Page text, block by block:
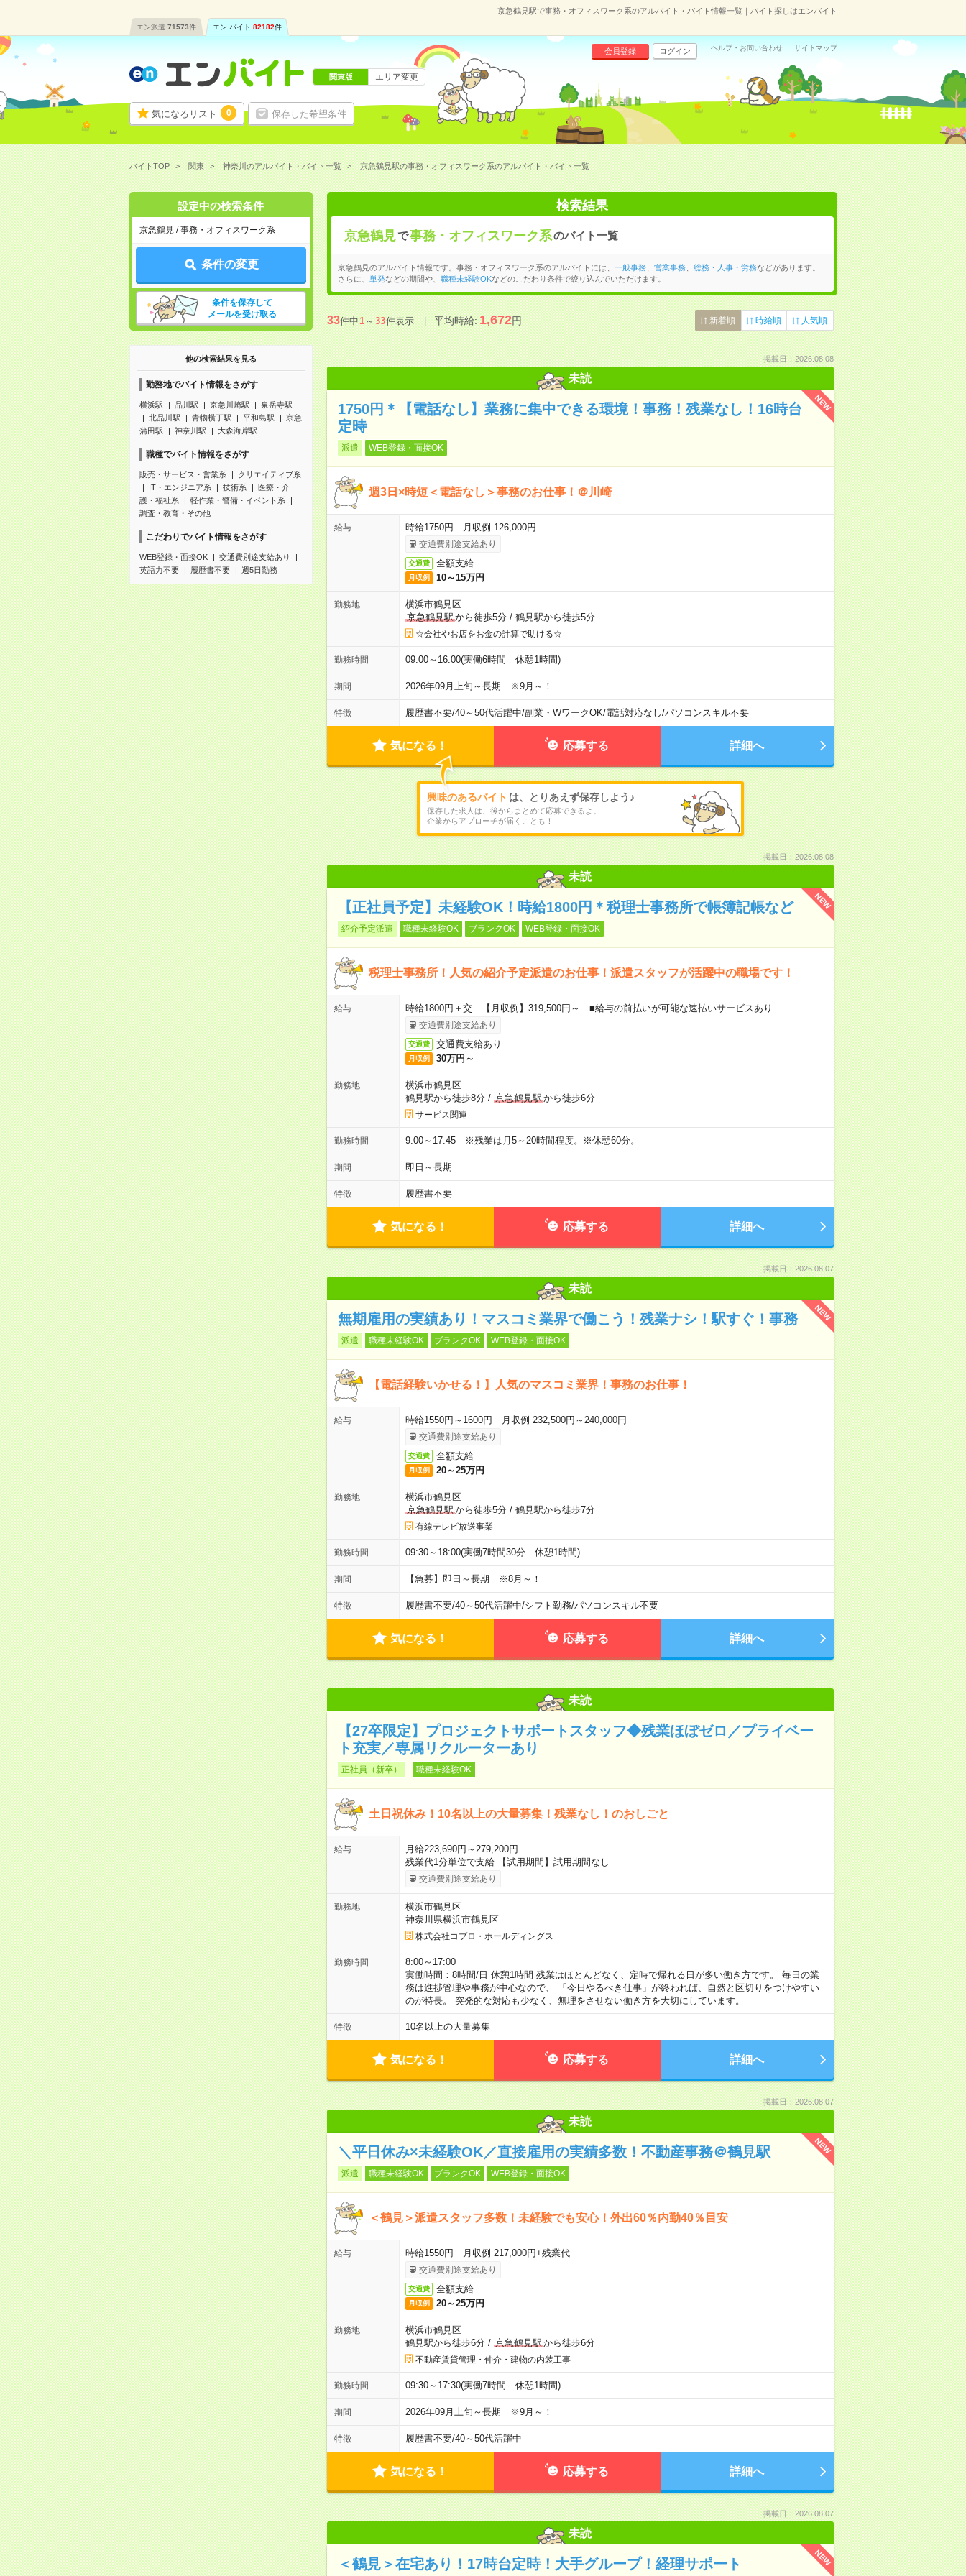
京急鶴見駅で事務・オフィスワーク系のアルバイト・バイト情報一覧｜バイト探しはエンバイト
エン派遣 71573件 エン バイト 82182件
気になるリスト 0 保存した希望条件
会員登録 ログイン ヘルプ・お問い合わせ サイトマップ
関東版 エリア変更
バイトTOP 関東 神奈川のアルバイト・バイト一覧 京急鶴見駅の事務・オフィスワーク系のアルバイト・バイト一覧
設定中の検索条件
京急鶴見 / 事務・オフィスワーク系
条件の変更
条件を保存して
メールを受け取る
他の検索結果を見る
勤務地でバイト情報をさがす
横浜駅 品川駅 京急川崎駅
泉岳寺駅
北品川駅
青物横丁駅 平和島駅
京急
蒲田駅
神奈川駅 大森海岸駅
職種でバイト情報をさがす
販売・サービス・営業系
クリエイティブ系
IT・エンジニア系
技術系
医療・介
護・福祉系
軽作業・警備・イベント系
調査・教育・その他
こだわりでバイト情報をさがす
WEB登録・面接OK
交通費別途支給あり
英語力不要
履歴書不要 週5日勤務
検索結果
京急鶴見で事務・オフィスワーク系のバイト一覧
京急鶴見のアルバイト情報です。事務・オフィスワーク系のアルバイトには、 一般事務、 営業事務、 総務・人事・労務などがあります。
さらに、
単発などの期間や、 職種未経験OKなどのこだわり条件で絞り込んでいただけます。
33件中1～33件表示 平均時給:1,672円 新着順 時給順 人気順
掲載日：2026.08.08
未読
NEW
1750円＊【電話なし】業務に集中できる環境！事務！残業なし！16時台
定時
派遣 WEB登録・面接OK
週3日×時短＜電話なし＞事務のお仕事！＠川崎
給与 時給1750円 月収例 126,000円
交通費別途支給あり
交通費 全額支給
月収例 10～15万円
勤務地
横浜市鶴見区
京急鶴見駅から徒歩5分/ 鶴見駅から徒歩5分
☆会社やお店をお金の計算で助ける☆
勤務時間 09:00～16:00(実働6時間 休憩1時間)
期間 2026年09月上旬～長期 ※9月～！
特徴 履歴書不要/40～50代活躍中/副業・WワークOK/電話対応なし/パソコンスキル不要
気になる！ 応募する 詳細へ
興味のあるバイト は、とりあえず保存しよう♪
保存した求人は、後からまとめて応募できるよ。
企業からアプローチが届くことも！
掲載日：2026.08.08
未読
NEW
【正社員予定】未経験OK！時給1800円＊税理士事務所で帳簿記帳など
紹介予定派遣 職種未経験OK ブランクOK WEB登録・面接OK
税理士事務所！人気の紹介予定派遣のお仕事！派遣スタッフが活躍中の職場です！
給与 時給1800円＋交 【月収例】319,500円～ ■給与の前払いが可能な速払いサービスあり
交通費別途支給あり
交通費 交通費支給あり
月収例 30万円～
勤務地
横浜市鶴見区
鶴見駅から徒歩8分/ 京急鶴見駅から徒歩6分
サービス関連
勤務時間 9:00～17:45 ※残業は月5～20時間程度。※休憩60分。
期間 即日～長期
特徴 履歴書不要
気になる！ 応募する 詳細へ
掲載日：2026.08.07
未読
NEW
無期雇用の実績あり！マスコミ業界で働こう！残業ナシ！駅すぐ！事務
派遣 職種未経験OK ブランクOK WEB登録・面接OK
【電話経験いかせる！】人気のマスコミ業界！事務のお仕事！
給与 時給1550円～1600円 月収例 232,500円～240,000円
交通費別途支給あり
交通費 全額支給
月収例 20～25万円
勤務地
横浜市鶴見区
京急鶴見駅から徒歩5分/ 鶴見駅から徒歩7分
有線テレビ放送事業
勤務時間 09:30～18:00(実働7時間30分 休憩1時間)
期間 【急募】即日～長期 ※8月～！
特徴 履歴書不要/40～50代活躍中/シフト勤務/パソコンスキル不要
気になる！ 応募する 詳細へ
未読
【27卒限定】プロジェクトサポートスタッフ◆残業ほぼゼロ／プライベー
ト充実／専属リクルーターあり
正社員（新卒） 職種未経験OK
土日祝休み！10名以上の大量募集！残業なし！のおしごと
給与
月給223,690円～279,200円
残業代1分単位で支給 【試用期間】試用期間なし
交通費別途支給あり
勤務地
横浜市鶴見区
神奈川県横浜市鶴見区
株式会社コプロ・ホールディングス
勤務時間
8:00～17:00
実働時間：8時間/日 休憩1時間 残業はほとんどなく、定時で帰れる日が多い働き方です。 毎日の業
務は進捗管理や事務が中心なので、 「今日やるべき仕事」が終われば、自然と区切りをつけやすい
のが特長。 突発的な対応も少なく、無理をさせない働き方を大切にしています。
特徴 10名以上の大量募集
気になる！ 応募する 詳細へ
掲載日：2026.08.07
未読
NEW
＼平日休み×未経験OK／直接雇用の実績多数！不動産事務＠鶴見駅
派遣 職種未経験OK ブランクOK WEB登録・面接OK
＜鶴見＞派遣スタッフ多数！未経験でも安心！外出60％内勤40％目安
給与 時給1550円 月収例 217,000円+残業代
交通費別途支給あり
交通費 全額支給
月収例 20～25万円
勤務地
横浜市鶴見区
鶴見駅から徒歩6分/ 京急鶴見駅から徒歩6分
不動産賃貸管理・仲介・建物の内装工事
勤務時間 09:30～17:30(実働7時間 休憩1時間)
期間 2026年09月上旬～長期 ※9月～！
特徴 履歴書不要/40～50代活躍中
気になる！ 応募する 詳細へ
掲載日：2026.08.07
未読
NEW
＜鶴見＞在宅あり！17時台定時！大手グループ！経理サポート